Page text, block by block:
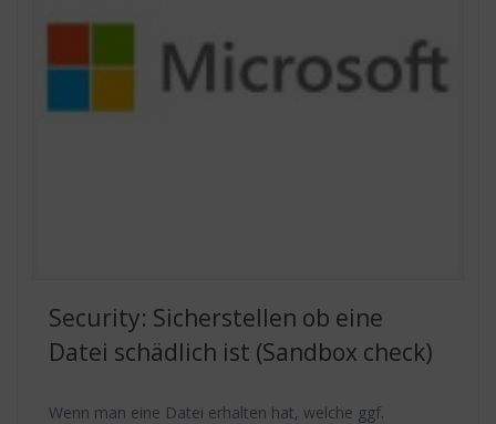
Security: Sicherstellen ob eine
Datei schädlich ist (Sandbox check)
Wenn man eine Datei erhalten hat, welche ggf.